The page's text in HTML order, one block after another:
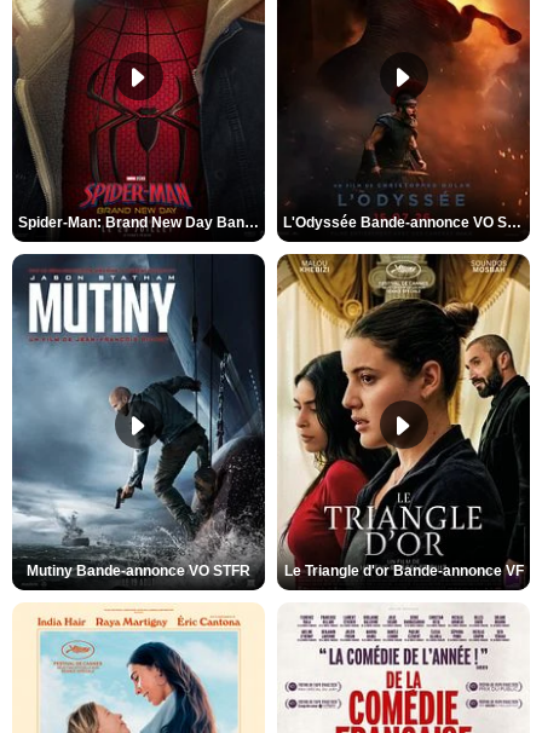
Spider-Man: Brand New Day Bande-annonce VO STFR L'Odyssée Bande-annonce VO STFR
Mutiny Bande-annonce VO STFR Le Triangle d'or Bande-annonce VF